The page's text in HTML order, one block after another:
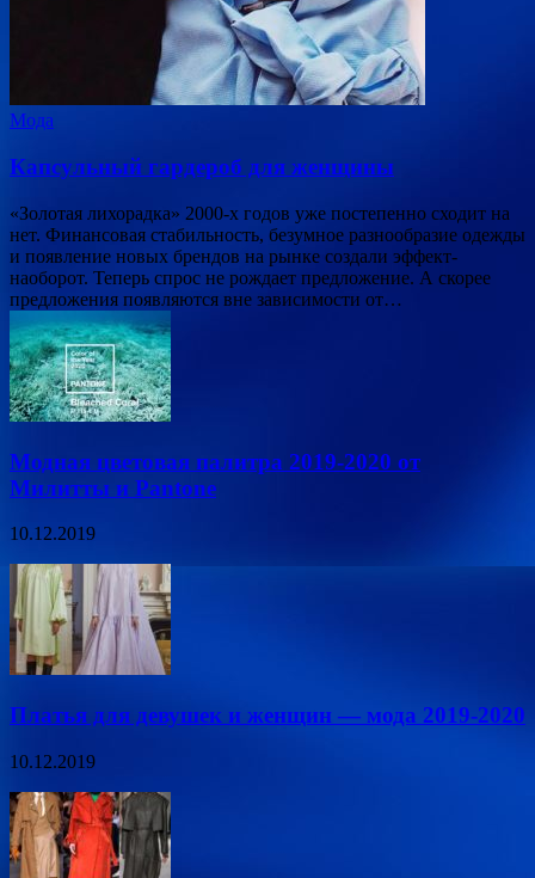
Мода
Капсульный гардероб для женщины
«Золотая лихорадка» 2000-х годов уже постепенно сходит на
нет. Финансовая стабильность, безумное разнообразие одежды
и появление новых брендов на рынке создали эффект-
наоборот. Теперь спрос не рождает предложение. А скорее
предложения появляются вне зависимости от…
Модная цветовая палитра 2019-2020 от
Милитты и Pantone
10.12.2019
Платья для девушек и женщин — мода 2019-2020
10.12.2019